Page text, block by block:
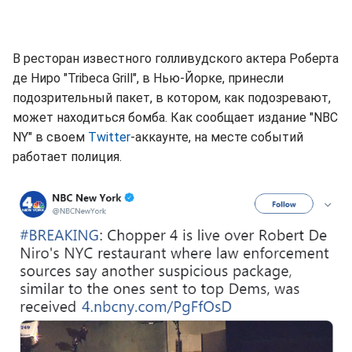
В ресторан известного голливудского актера Роберта
де Ниро "Tribeca Grill", в Нью-Йорке, принесли
подозрительный пакет, в котором, как подозревают,
может находиться бомба. Как сообщает издание "NBC
NY" в своем Twitter-аккаунте, на месте событий
работает полиция.